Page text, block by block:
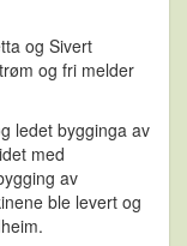
og Sivert
og fri melder
ledet bygginga av
med
av
ble levert og